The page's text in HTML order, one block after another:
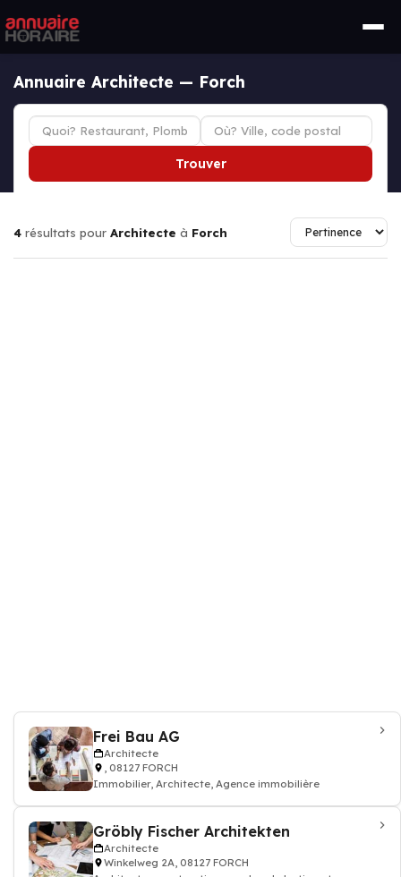
Annuaire Architecte — Forch
Trouver
4 résultats pour Architecte à Forch
Frei Bau AG
Architecte
, 08127 FORCH
Immobilier, Architecte, Agence immobilière
Gröbly Fischer Architekten
Architecte
Winkelweg 2A, 08127 FORCH